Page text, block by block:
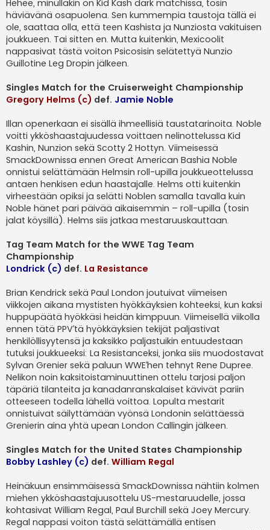
Hehee, minullakin on Kid Kash dark matchissa, tosin
häviävänä osapuolena. Sen kummempia taustoja tällä ei
ole, saattaa olla, että teen Kashista ja Nunziosta vakituisen
joukkueen. Tai sitten en. Mutta kuitenkin, Mexicoolit
nappasivat tästä voiton Psicosisin selätettyä Nunzio
Guillotine Leg Dropin jälkeen.
Singles Match for the Cruiserweight Championship
Gregory Helms (c) def. Jamie Noble
Illan openerkaan ei sisällä ihmeellisiä taustatarinoita. Noble
voitti ykköshaastajuudessa voittaen nelinottelussa Kid
Kashin, Nunzion sekä Scotty 2 Hottyn. Viimeisessä
SmackDownissa ennen Great American Bashia Noble
onnistui selättämään Helmsin roll-upilla joukkueottelussa
antaen henkisen edun haastajalle. Helms otti kuitenkin
virheestään opiksi ja selätti Noblen samalla tavalla kuin
Noble hänet pari päivää aikaisemmin – roll-upilla (tosin
jalat köysillä). Helms siis jatkaa mestaruuskauttaan.
Tag Team Match for the WWE Tag Team
Championship
Londrick (c) def. La Resistance
Brian Kendrick sekä Paul London joutuivat viimeisen
viikkojen aikana mystisten hyökkäyksien kohteeksi, kun kaksi
huppupäätä hyökkäsi heidän kimppuun. Viimeisellä viikolla
ennen tätä PPV’tä hyökkäyksien tekijät paljastivat
henkilöllisyytensä ja kaksikko paljastuikin entuudestaan
tutuksi joukkueeksi: La Resistanceksi, jonka siis muodostavat
Sylvan Grenier sekä paluun WWE’hen tehnyt Rene Dupree.
Nelikon noin kaksitoistaminuuttinen ottelu tarjosi paljon
täpäriä tilanteita ja kanadanranskalaiset kävivät pariin
otteeseen todella lähellä voittoa. Lopulta mestarit
onnistuivat säilyttämään vyönsä Londonin selättäessä
Grenierin aina yhtä upean London Callingin jälkeen.
Singles Match for the United States Championship
Bobby Lashley (c) def. William Regal
Heinäkuun ensimmäisessä SmackDownissa nähtiin kolmen
miehen ykköshaastajuusottelu US-mestaruudelle, jossa
kohtasivat William Regal, Paul Burchill sekä Joey Mercury.
Regal nappasi voiton tästä selättämällä entisen